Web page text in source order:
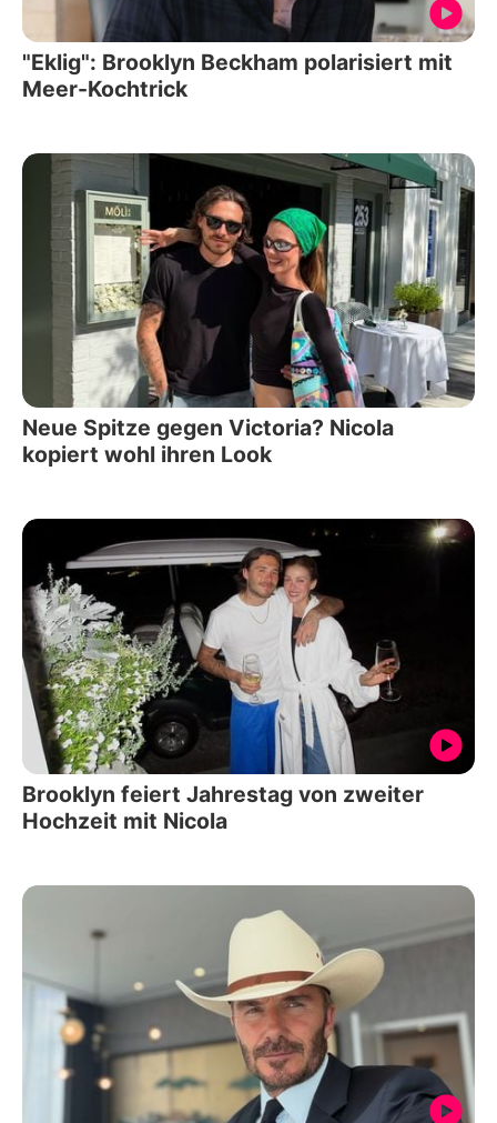
"Eklig": Brooklyn Beckham polarisiert mit
Meer-Kochtrick
Neue Spitze gegen Victoria? Nicola
kopiert wohl ihren Look
Brooklyn feiert Jahrestag von zweiter
Hochzeit mit Nicola